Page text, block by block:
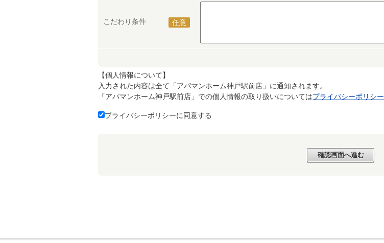
こだわり条件 任意
【個人情報について】
入力された内容は全て「アパマンホーム神戸駅前店」に通知されます。
「アパマンホーム神戸駅前店」での個人情報の取り扱いについてはプライバシーポリシー
プライバシーポリシーに同意する